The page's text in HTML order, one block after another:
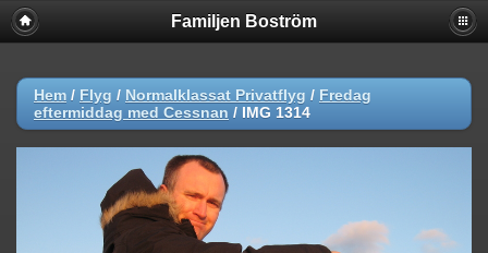
Familjen Boström
Hem / Flyg / Normalklassat Privatflyg / Fredag
eftermiddag med Cessnan / IMG 1314